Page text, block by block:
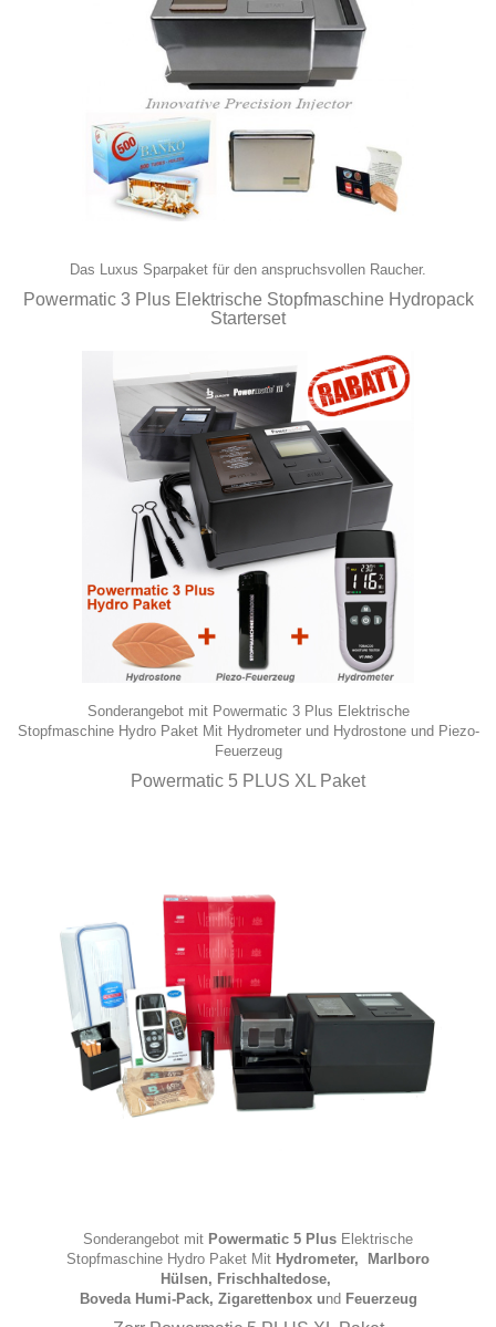
Das Luxus Sparpaket für den anspruchsvollen Raucher.
Powermatic 3 Plus Elektrische Stopfmaschine Hydropack
Starterset
Sonderangebot mit Powermatic 3 Plus Elektrische
StopfmaschineHydro Paket Mit Hydrometerund Hydrostoneund Piezo-
Feuerzeug
Powermatic 5 PLUS XL Paket
Sonderangebot mit Powermatic 5 Plus Elektrische
Stopfmaschine Hydro Paket Mit Hydrometer,
Marlboro
Hülsen, Frischhaltedose,
Boveda Humi-Pack, Zigarettenboxund Feuerzeug